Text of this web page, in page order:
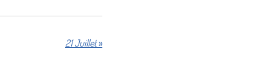
21 Juillet»